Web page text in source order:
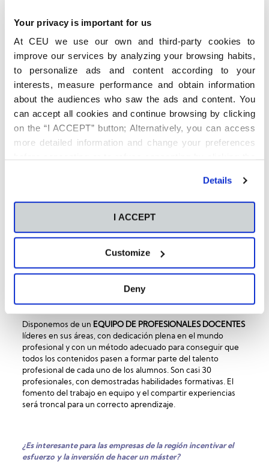
Your privacy is important for us
At CEU we use our own and third-party cookies to
improve our services by analyzing your browsing habits,
to personalize ads and content according to your
interests, measure performance and obtain information
about the audiences who saw the ads and content. You
can accept all cookies and continue browsing by clicking
on the “I ACCEPT” button; Alternatively, you can access
more detailed information and change your preferences
Details
I ACCEPT
Customize
Deny
Liderazgo y Habilidades Directivas
equipos, y el desarrollo personal de nuestros
colaboradores son, en el mundo que vivimos,
esenciales.
La eficiente gestión financiera y del dato nos ayudarán
a mejorar nuestro proceso de toma de decisiones.
Contabilidad financiera y Análisis de estados
Ventas y Marketing Estratégico: Estudio de estrategias
las organizaciones.
Y todo en ello con un foco permanente en laInnovación
Hablemos también del equipo humano, del claustro de
docentes
Disponemos de un EQUIPO DE PROFESIONALES DOCENTES
líderes en sus áreas, con dedicación plena en el mundo
profesional y con un método adecuado para conseguir que
todos los contenidos pasen a formar parte del talento
profesional de cada uno de los alumnos. Son casi 30
profesionales, con demostradas habilidades formativas. El
fomento del trabajo en equipo y el compartir experiencias
será troncal para un correcto aprendizaje.
¿Es interesante para las empresas de la región incentivar el
esfuerzo y la inversión de hacer un máster?